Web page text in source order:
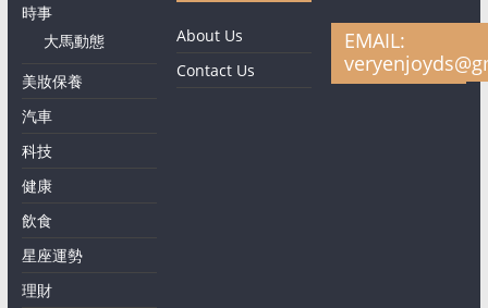
時事
大馬動態
美妝保養
汽車
科技
健康
飲食
星座運勢
理財
About Us
Contact Us
EMAIL: